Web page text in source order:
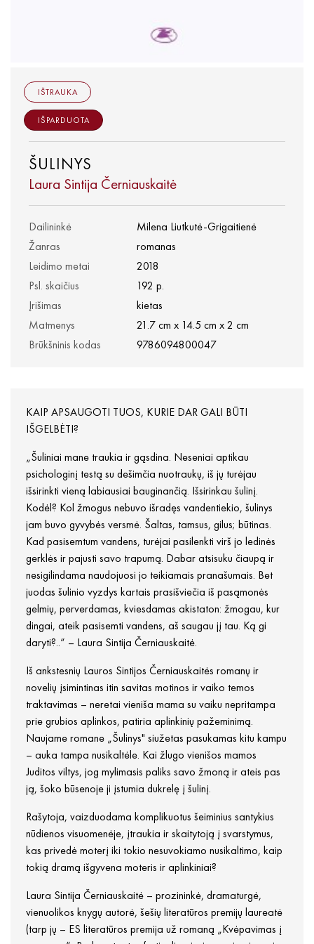
ŠULINYS
Laura Sintija Černiauskaitė
Dailininkė
Milena Liutkutė-Grigaitienė
Žanras
romanas
Leidimo metai
2018
Psl. skaičius
192 p.
Įrišimas
kietas
Matmenys
21.7 cm x 14.5 cm x 2 cm
Brūkšninis kodas
9786094800047
IŠTRAUKA
IŠPARDUOTA
KAIP APSAUGOTI TUOS, KURIE DAR GALI BŪTI
IŠGELBĖTI?
„Šuliniai mane traukia ir gąsdina. Neseniai aptikau
psichologinį testą su dešimčia nuotraukų, iš jų turėjau
išsirinkti vieną labiausiai bauginančią. Išsirinkau šulinį.
Kodėl? Kol žmogus nebuvo išradęs vandentiekio, šulinys
jam buvo gyvybės versmė. Šaltas, tamsus, gilus; būtinas.
Kad pasisemtum vandens, turėjai pasilenkti virš jo ledinės
gerklės ir pajusti savo trapumą. Dabar atsisuku čiaupą ir
nesigilindama naudojuosi jo teikiamais pranašumais. Bet
juodas šulinio vyzdys kartais prasišviečia iš pasąmonės
gelmių, perverdamas, kviesdamas akistaton: žmogau, kur
dingai, ateik pasisemti vandens, aš saugau jį tau. Ką gi
daryti?..“ – Laura Sintija Černiauskaitė.
Iš ankstesnių Lauros Sintijos Černiauskaitės romanų ir
novelių įsimintinas itin savitas motinos ir vaiko temos
traktavimas – neretai vieniša mama su vaiku nepritampa
prie grubios aplinkos, patiria aplinkinių pažeminimą.
Naujame romane „Šulinys" siužetas pasukamas kitu kampu
– auka tampa nusikaltėle. Kai žlugo vienišos mamos
Juditos viltys, jog mylimasis paliks savo žmoną ir ateis pas
ją, šoko būsenoje ji įstumia dukrelę į šulinį.
Rašytoja, vaizduodama komplikuotus šeiminius santykius
nūdienos visuomenėje, įtraukia ir skaitytoją į svarstymus,
kas privedė moterį iki tokio nesuvokiamo nusikaltimo, kaip
tokią dramą išgyvena moteris ir aplinkiniai?
Laura Sintija Černiauskaitė – prozininkė, dramaturgė,
vienuolikos knygų autorė, šešių literatūros premijų laureatė
(tarp jų – ES literatūros premija už romaną „Kvėpavimas į